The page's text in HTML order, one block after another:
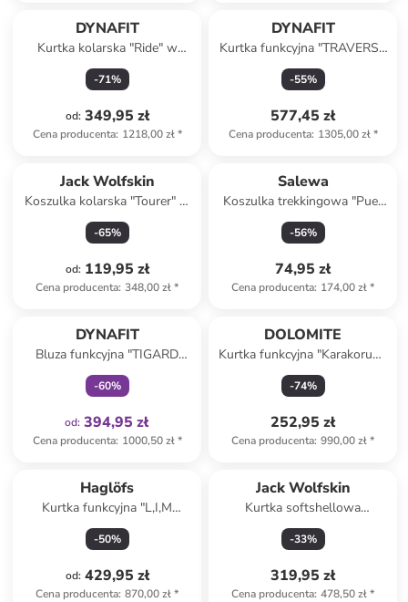
DYNAFIT
Kurtka kolarska "Ride" w
kolorze czerwonym
-71%
od: 349,95 zł
Cena producenta: 1218,00 zł*
DYNAFIT
Kurtka funkcyjna "TRAVERSE
GTX" w kolorze morskim
-55%
577,45 zł
Cena producenta: 1305,00 zł*
Jack Wolfskin
Koszulka kolarska "Tourer" w
kolorze turkusowym
-65%
od: 119,95 zł
Cena producenta: 348,00 zł*
Salewa
Koszulka trekkingowa "Puez
Sporty Dry" w kolorze białym
-56%
74,95 zł
Cena producenta: 174,00 zł*
DYNAFIT
Bluza funkcyjna "TIGARD
ALPHA" w kolorze czerwono-
zielonym
-60%
od: 394,95 zł
Cena producenta: 1000,50 zł*
DOLOMITE
Kurtka funkcyjna "Karakorum"
w kolorze szarym
-74%
252,95 zł
Cena producenta: 990,00 zł*
Haglöfs
Kurtka funkcyjna "L,I,M
PROOF" w kolorze
czerwonym
-50%
od: 429,95 zł
Cena producenta: 870,00 zł*
Jack Wolfskin
Kurtka softshellowa
"Bornberg" w kolorze
granatowym
-33%
319,95 zł
Cena producenta: 478,50 zł*